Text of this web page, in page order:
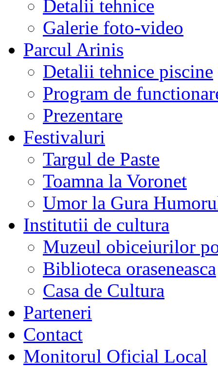
Detalii tehnice
Galerie foto-video
Parcul Arinis
Detalii tehnice piscine
Program de
Prezentare
Festivaluri
Targul de Paste
Toamna la Voronet
Umor la Gura
Institutii de cultura
Muzeul obiceiurilor
Biblioteca oraseneasca
Casa de Cultura
Parteneri
Contact
Monitorul Oficial Local